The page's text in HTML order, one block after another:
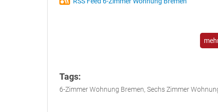
Tags:
6-Zimmer Wohnung Bremen, Sechs Zimmer